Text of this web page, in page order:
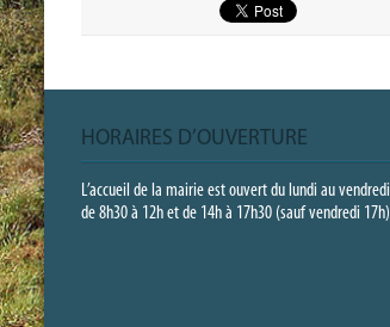
HORAIRES D’OUVERTURE
L’accueil de la mairie est ouvert du lundi au vendredi
de 8h30 à 12h et de 14h à 17h30 (sauf vendredi 17h)